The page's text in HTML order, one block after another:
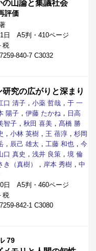
の山論と集議社会
評価
日 A5判・410ページ
税
840-7 C3032
研究の広がりと深まり
口 清子 ， 小薬 哲哉 ， 于 一
陽子 ， 伊藤 たかね ， 日高
智子 ， 秋田 喜美 ， 髙橋 勝
， 小林 英樹 ， 王 蓓淳 ， 杉岡
， 辰己 雄太 ， 工藤 和也 ， 今
口 真史 ， 浅井 良策 ， 境 倫
き（真樹） ， 岸本 秀樹 ， 中
日 A5判・460ページ
税
842-1 C3080
79